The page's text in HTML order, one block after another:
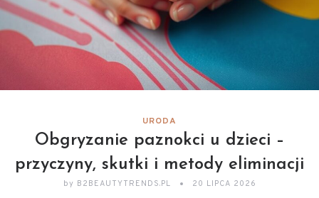
URODA
Obgryzanie paznokci u dzieci –
przyczyny, skutki i metody eliminacji
by B2BEAUTYTRENDS.PL 20 LIPCA 2026